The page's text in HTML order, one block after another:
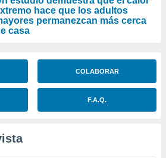
hace que los adultos
permanezcan más cerca
casa
COLABORAR
F.A.Q.